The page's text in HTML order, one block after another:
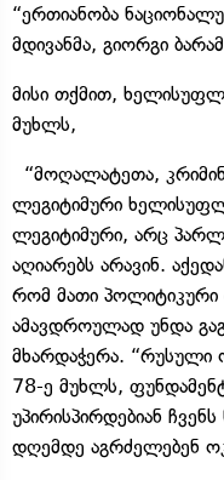
“ერთიანობა
მდივანმა, გიორგი
მისი თქმით,
მუხლს,
“მოღალატეთა,
ლეგიტიმური
ლეგიტიმური, არც
აღიარებს არავინ.
რომ მათი
ამავდროულად უნდა
მხარდაჭერა. “რუსული
78-ე მუხლს,
უპირისპირდებიან
დღემდე აგრძელებენ